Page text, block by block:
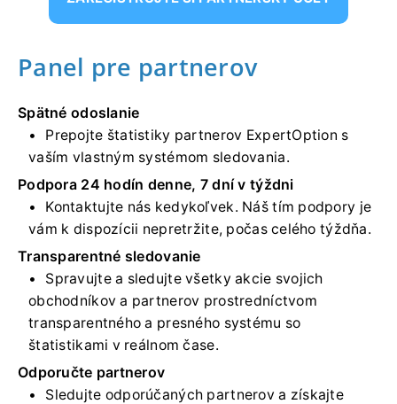
Panel pre partnerov
Spätné odoslanie
Prepojte štatistiky partnerov ExpertOption s
vaším vlastným systémom sledovania.
Podpora 24 hodín denne, 7 dní v týždni
Kontaktujte nás kedykoľvek. Náš tím podpory je
vám k dispozícii nepretržite, počas celého týždňa.
Transparentné sledovanie
Spravujte a sledujte všetky akcie svojich
obchodníkov a partnerov prostredníctvom
transparentného a presného systému so
štatistikami v reálnom čase.
Odporučte partnerov
Sledujte odporúčaných partnerov a získajte